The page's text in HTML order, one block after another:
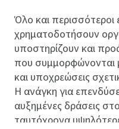
Όλο και
χρηματοδοτήσουν
υποστηρίζουν και
που συμμορφώνονται
και υποχρεώσεις
Η ανάγκη για
αυξημένες δράσεις
ταυτόχρονα